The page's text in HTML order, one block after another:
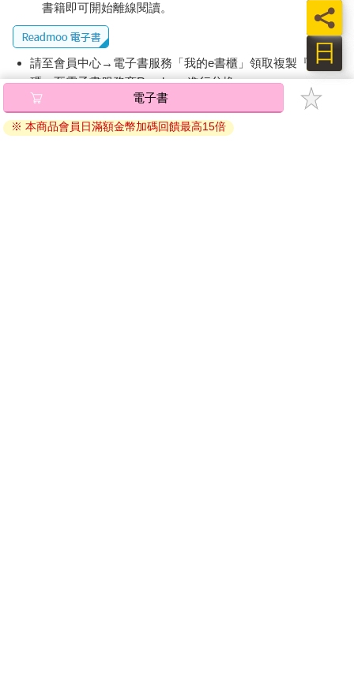
書籍即可開始離線閱讀。
請至會員中心→電子書服務「我的e書櫃」領取複製『兌換
碼』至電子書服務商Readmoo進行兌換。
退換貨須知：
因版權保護，您在金石堂所購買的電子書僅能以金石堂專屬
日
員